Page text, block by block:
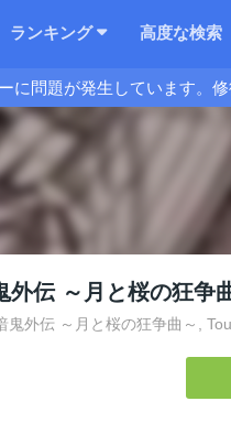
ランキング 高度な検索
に問題が発生しています。
外伝 ～月と桜の狂争
鬼外伝 ～月と桜の狂争曲～,